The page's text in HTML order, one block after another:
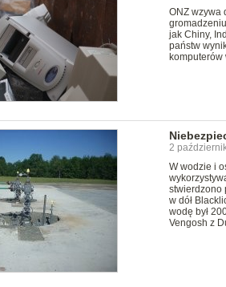
ONZ wzywa
jak Chiny,
państw
komputerów
2
W wodzie i
stwierdzono
w dół
wodę był
Vengosh z